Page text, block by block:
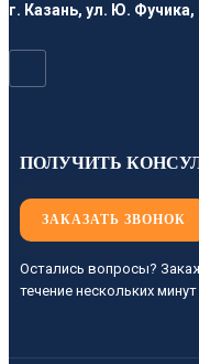
г. Казань, ул. Ю. Фучика,
ПОЛУЧИТЬ
ЗАКАЗАТЬ ЗВОНОК
Остались вопросы?
течение нескольких минут